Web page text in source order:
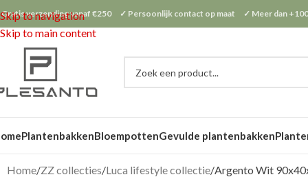
Skip to navigation
Skip to main content
verzending vanaf €250 ✓ Persoonlijk contact op maat ✓ Meer dan
PlantenbakkenBloempottenGevulde plantenbakken
Home ZZ collecties Luca lifestyle collectie Argento Wit